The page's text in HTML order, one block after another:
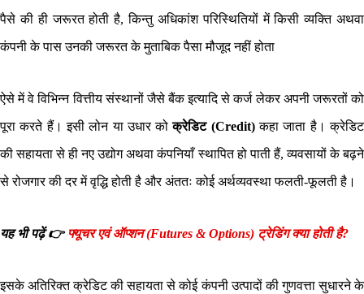
पैसे की ही जरूरत होती है, किन्तु अधिकांश परिस्थितियों में किसी व्यक्ति अथवा
कंपनी के पास उनकी जरूरत के मुताबिक पैसा मौजूद नहीं होता
ऐसे में वे विभिन्न वित्तीय संस्थानों जैसे बैंक इत्यादि से कर्ज लेकर अपनी जरूरतों को
पूरा करते हैं। इसी लोन या उधार कोक्रेडिट (Credit)कहा जाता है। क्रेडिट
की सहायता से ही नए उद्योग अथवा कंपनियाँ स्थापित हो पाती हैं, व्यवसायों के बढ़ने
से रोजगार की दर में वृद्धि होती है और अंततः कोई अर्थव्यवस्था फलती-फूलती है।
यह भी पढ़ें 👉 फ्यूचर एवं ऑप्शन (Futures & Options) ट्रेडिंग क्या होती है?
इसके अतिरिक्त क्रेडिट की सहायता से कोई कंपनी उत्पादों की गुणवत्ता सुधारने के